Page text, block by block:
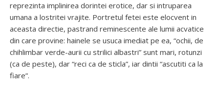
reprezinta implinirea dorintei erotice, dar si intruparea
umana a lostritei vrajite. Portretul fetei este elocvent in
aceasta directie, pastrand reminescente ale lumii acvatice
din care provine: hainele se usuca imediat pe ea, “ochii, de
chihlimbar verde-aurii cu strilici albastri” sunt mari, rotunzi
(ca de peste), dar “reci ca de sticla”, iar dintii “ascutiti ca la
fiare”.